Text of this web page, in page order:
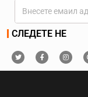
СЛЕДЕТЕ НЕ